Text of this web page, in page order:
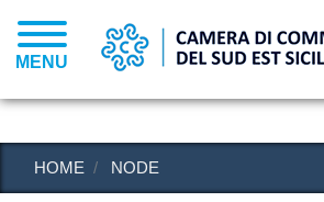
al
contenuto
MENU
HOME NODE